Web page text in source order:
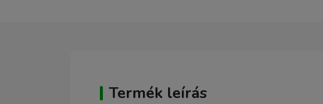
Termék leírás